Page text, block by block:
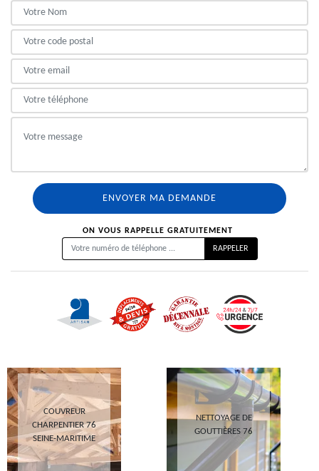
ON VOUS RAPPELLE GRATUITEMENT
COUVREUR
CHARPENTIER 76
SEINE-MARITIME
NETTOYAGE DE
GOUTTIÈRES 76